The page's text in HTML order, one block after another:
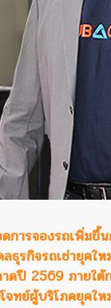
ารจองรถเพิ่มขึ้
รกิจรถเช่ายุคใ
ดปี 2569 ภายใ
ทย์ผู้บริโภคยุคใ